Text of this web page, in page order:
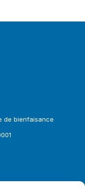
de bienfaisance